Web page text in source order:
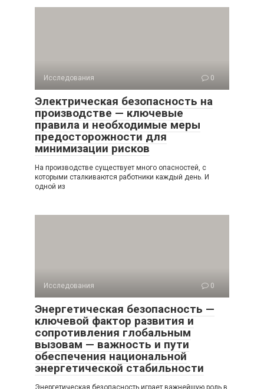
Исследования 0
Электрическая безопасность на
производстве — ключевые
правила и необходимые меры
предосторожности для
минимизации рисков
На производстве существует много опасностей, с
которыми сталкиваются работники каждый день. И
одной из
Исследования 0
Энергетическая безопасность —
ключевой фактор развития и
сопротивления глобальным
вызовам — важность и пути
обеспечения национальной
энергетической стабильности
Энергетическая безопасность играет важнейшую роль в